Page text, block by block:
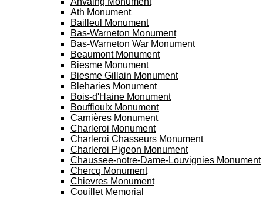
Ath Monument
Bailleul Monument
Bas-Warneton Monument
Bas-Warneton War Monument
Beaumont Monument
Biesme Monument
Biesme Gillain Monument
Bleharies Monument
Bois-d'Haine Monument
Bouffioulx Monument
Carnières Monument
Charleroi Monument
Charleroi Chasseurs Monument
Charleroi Pigeon Monument
Chaussee-notre-Dame-Louvignies Monument
Chercq Monument
Chievres Monument
Couillet Memorial